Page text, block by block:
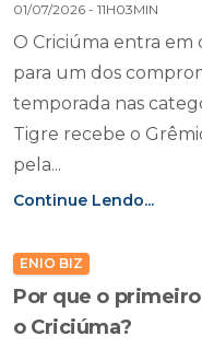
01/07/2026 - 11H03MIN
O Criciúma entra em
para um dos
temporada nas
Tigre recebe o
pela...
Continue Lendo...
ENIO BIZ
Por que o
o Criciúma?